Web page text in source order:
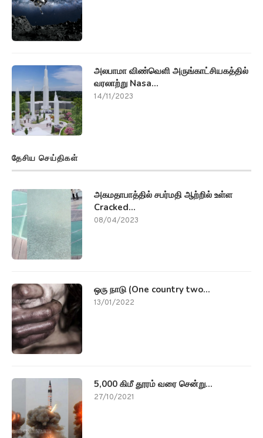
அலபாமா விண்வெளி அருங்காட்சியகத்தில்
வரலாற்று Nasa...
14/11/2023
தேசிய செய்திகள்
அகமதாபாத்தில் சபர்மதி ஆற்றில் உள்ள
Cracked...
08/04/2023
ஒரு நாடு (One country two...
13/01/2022
5,000 கிமீ தூரம் வரை சென்று...
27/10/2021